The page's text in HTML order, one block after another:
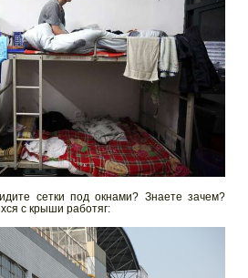
сетки под окнами? Знаете зачем?
с крыши работяг: